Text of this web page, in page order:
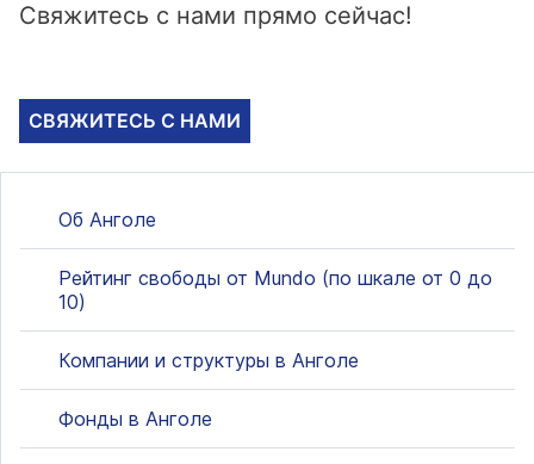
Свяжитесь с нами прямо сейчас!
СВЯЖИТЕСЬ С НАМИ
Об Анголе
Рейтинг свободы от Mundo (по шкале от 0 до
10)
Компании и структуры в Анголе
Фонды в Анголе